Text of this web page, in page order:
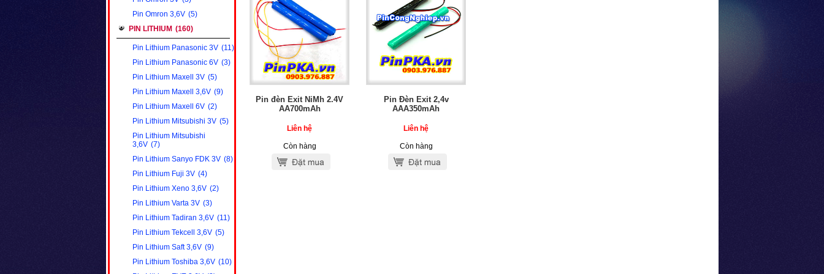
Pin Omron 3,6V (5)
PIN LITHIUM (160)
Pin Lithium Panasonic 3V (11)
Pin Lithium Panasonic 6V (3)
Pin Lithium Maxell 3V (5)
Pin Lithium Maxell 3,6V (9)
Pin Lithium Maxell 6V (2)
Pin Lithium Mitsubishi 3V (5)
Pin Lithium Mitsubishi
3,6V (7)
Pin Lithium Sanyo FDK 3V (8)
Pin Lithium Fuji 3V (4)
Pin Lithium Xeno 3,6V (2)
Pin Lithium Varta 3V (3)
Pin Lithium Tadiran 3,6V (11)
Pin Lithium Tekcell 3,6V (5)
Pin Lithium Saft 3,6V (9)
Pin Lithium Toshiba 3,6V (10)
Pin đèn Exit NiMh 2.4V
AA700mAh
Liên hệ
Còn hàng
Pin Đèn Exit 2,4v
AAA350mAh
Liên hệ
Còn hàng